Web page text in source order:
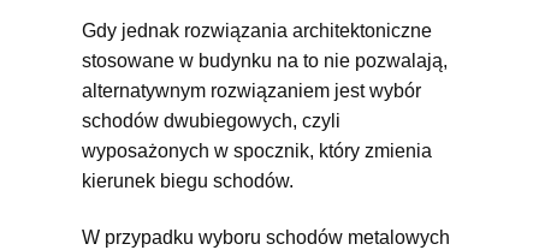
Gdy jednak rozwiązania architektoniczne
stosowane w budynku na to nie pozwalają,
alternatywnym rozwiązaniem jest wybór
schodów dwubiegowych, czyli
wyposażonych w spocznik, który zmienia
kierunek biegu schodów.
W przypadku wyboru schodów metalowych